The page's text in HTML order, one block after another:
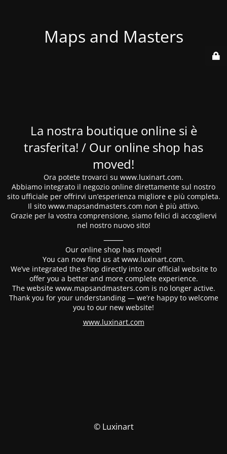
Maps and Masters
La nostra boutique online si è
trasferita! / Our online shop has
moved!
Ora potete trovarci su www.luxinart.com.
Abbiamo integrato il negozio online direttamente sul nostro
sito ufficiale per offrirvi un’esperienza migliore e più completa.
Il sito www.mapsandmasters.com non è più attivo.
Grazie per la vostra comprensione, siamo felici di accogliervi
nel nostro nuovo sito!
⸻
Our online shop has moved!
You can now find us at www.luxinart.com.
We’ve integrated the shop directly into our official website to
offer you a better and more complete experience.
The website www.mapsandmasters.com is no longer active.
Thank you for your understanding — we’re happy to welcome
you to our new website!
www.luxinart.com
© Luxinart